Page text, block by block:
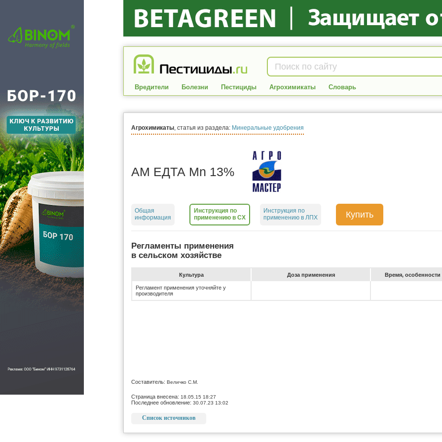
Вредители Болезни Пестициды Агрохимикаты Словарь
Агрохимикаты, статья из раздела: Минеральные удобрения
АМ EДТА Mn 13%
Общая
информация
Инструкция по
применению в СХ
Инструкция по
применению в ЛПХ
Купить
Регламенты применения
в сельском хозяйстве
Культура До­за при­ме­не­ния Вре­мя,
Регламент применения уточняйте у
производителя
Составитель: Величко С.М.
Страница внесена: 18.05.15 18:27
Последнее обновление: 30.07.23 13:02
Список источников